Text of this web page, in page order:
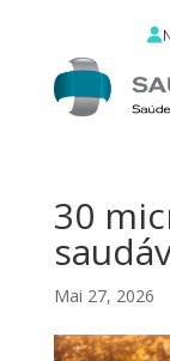
30
Mai 27, 2026